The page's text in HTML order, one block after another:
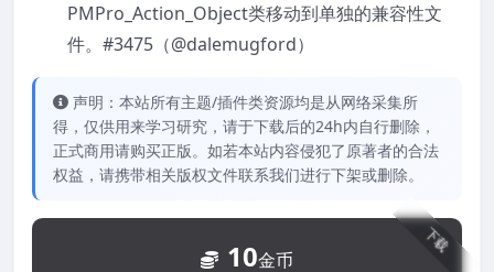
PMPro_Action_Object类移动到单独的兼容性文
件。#3475（@dalemugford）
声明：本站所有主题/插件类资源均是从网络采集所
得，仅供用来学习研究，请于下载后的24h内自行删除，
正式商用请购买正版。如若本站内容侵犯了原著者的合法
权益，请携带相关版权文件联系我们进行下架或删除。
下载
10金币